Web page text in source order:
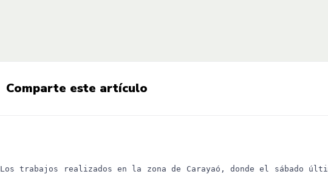
Comparte este artículo
Los trabajos realizados en la zona de Carayaó, donde el sábado